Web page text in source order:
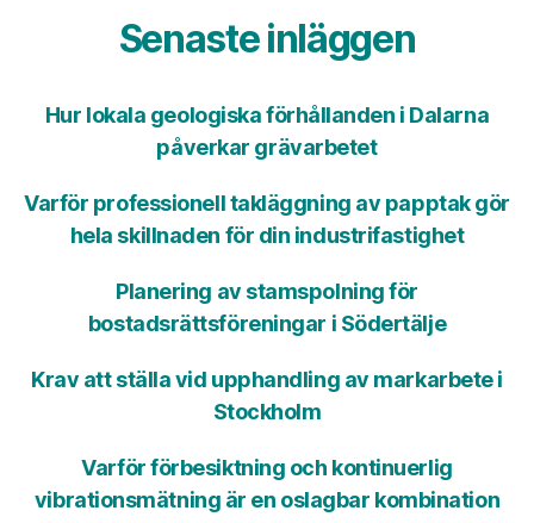
Senaste inläggen
Hur lokala geologiska förhållanden i Dalarna
påverkar grävarbetet
Varför professionell takläggning av papptak gör
hela skillnaden för din industrifastighet
Planering av stamspolning för
bostadsrättsföreningar i Södertälje
Krav att ställa vid upphandling av markarbete i
Stockholm
Varför förbesiktning och kontinuerlig
vibrationsmätning är en oslagbar kombination